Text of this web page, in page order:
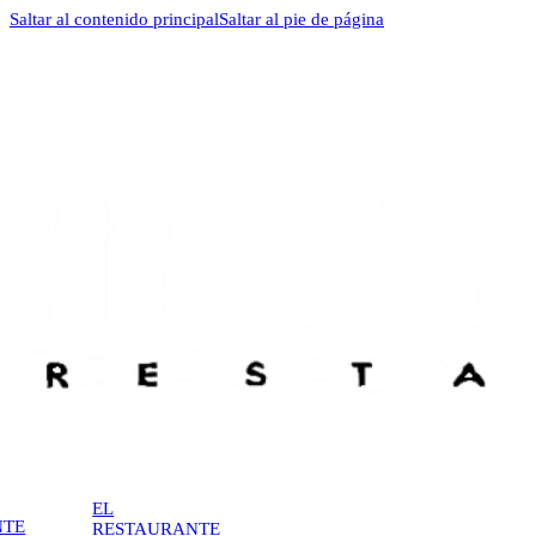
Saltar al contenido principalSaltar al pie de página
EL
RESTAURANTE